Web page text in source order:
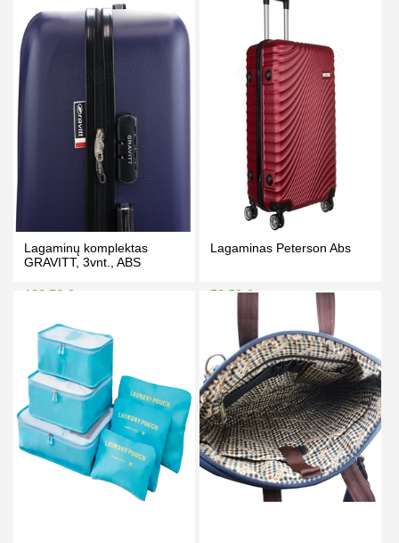
Kaina prisijungus
PIRKTI
Kaina prisijungus
PIRKTI
Lagaminų komplektas
GRAVITT, 3vnt., ABS
189.50 €
PIRKTI
Lagaminas Peterson Abs
59.50 €
Kaina prisijungus
PIRKTI